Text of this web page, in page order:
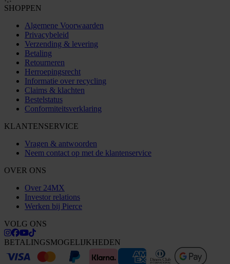
SHOPPEN
Algemene Voorwaarden
Privacybeleid
Verzending & levering
Betaling
Retourneren
Herroepingsrecht
Informatie over recycling
Claims & klachten
Bestelstatus
Conformiteitsverklaring
KLANTENSERVICE
Vragen & antwoorden
Neem contact op met de klantenservice
OVER ONS
Over 24MX
Investor relations
Werken bij Pierce
VOLG ONS
BETALINGSMOGELIJKHEDEN